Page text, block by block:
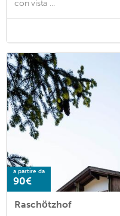
con vista ...
a partire da
90€
Raschötzhof